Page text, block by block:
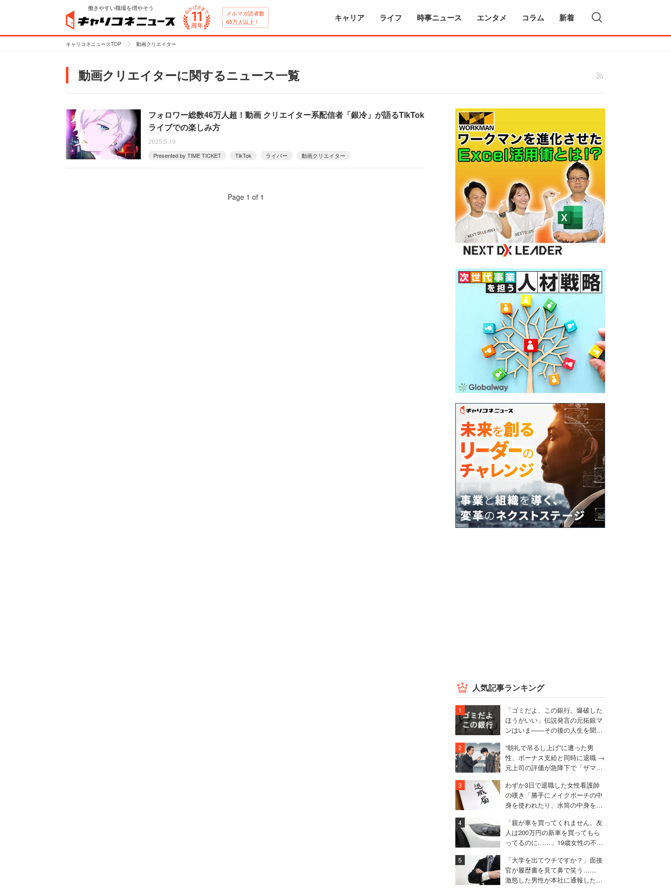
働きやすい職場を増やそう
メルマガ読者数
65万人以上！
キャリア ライフ 時事ニュース エンタメ コラム 新着
キャリコネニュースTOP 動画クリエイター
動画クリエイターに関するニュース一覧
フォロワー総数46万人超！動画 クリエイター系配信者「銀冷」が語るTikTok
ライブでの楽しみ方
2025.5.19
Presented by TIME TICKET TikTok ライバー 動画クリエイター
Page 1 of 1
人気記事ランキング
「ゴミだよ、この銀行。爆破した
ほうがいい」伝説発言の元拓銀マ
ンはいま――その後の人生を聞い
“朝礼で吊るし上げ”に遭った男
性、ボーナス支給と同時に退職 →
元上司の評価が急降下で「ザマア
わずか3日で退職した女性看護師
の嘆き「勝手にメイクポーチの中
身を使われたり、水筒の中身を捨
「親が車を買ってくれません。友
人は200万円の新車を買ってもら
ってるのに……」19歳女性の不満
「大学を出てウチですか？」面接
官が履歴書を見て鼻で笑う……
激怒した男性が本社に通報した結